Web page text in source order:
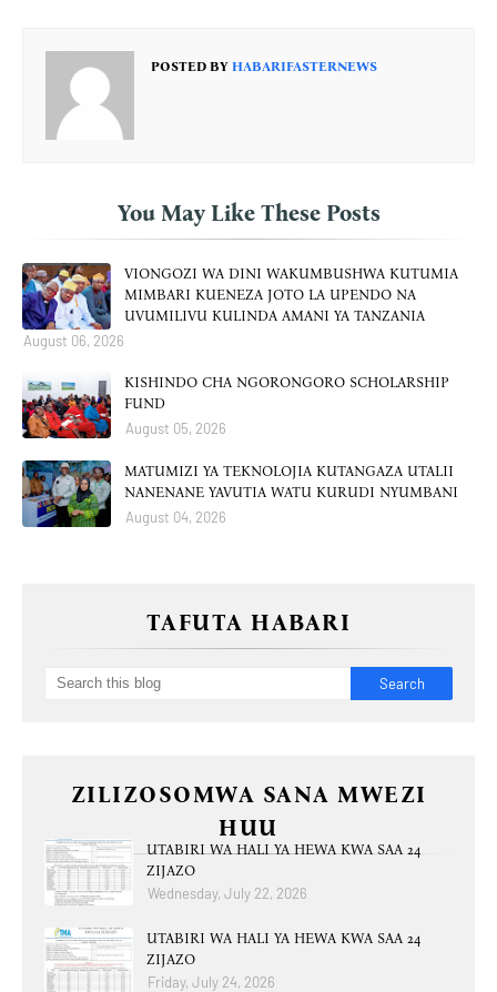
POSTED BY HABARIFASTERNEWS
You May Like These Posts
VIONGOZI WA DINI WAKUMBUSHWA KUTUMIA
MIMBARI KUENEZA JOTO LA UPENDO NA
UVUMILIVU KULINDA AMANI YA TANZANIA
August 06, 2026
KISHINDO CHA NGORONGORO SCHOLARSHIP
FUND
August 05, 2026
MATUMIZI YA TEKNOLOJIA KUTANGAZA UTALII
NANENANE YAVUTIA WATU KURUDI NYUMBANI
August 04, 2026
TAFUTA HABARI
ZILIZOSOMWA SANA MWEZI
HUU
UTABIRI WA HALI YA HEWA KWA SAA 24
ZIJAZO
Wednesday, July 22, 2026
UTABIRI WA HALI YA HEWA KWA SAA 24
ZIJAZO
Friday, July 24, 2026